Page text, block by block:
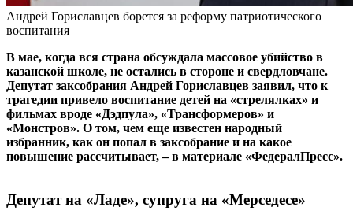
Андрей Гориславцев борется за реформу патриотического
воспитания
В мае, когда вся страна обсуждала массовое убийство в
казанской школе, не остались в стороне и свердловчане.
Депутат заксобрания Андрей Гориславцев заявил, что к
трагедии привело воспитание детей на «стрелялках» и
фильмах вроде «Дэдпула», «Трансформеров» и
«Монстров». О том, чем еще известен народный
избранник, как он попал в заксобрание и на какое
повышение рассчитывает, – в материале «ФедералПресс».
Депутат на «Ладе», супруга на «Мерседесе»